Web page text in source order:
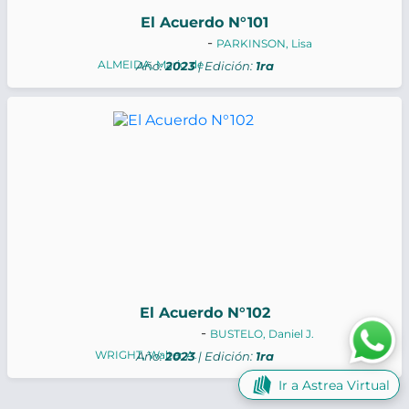
El Acuerdo N°101
ALMEIDA, Mario de
- PARKINSON, Lisa
Año:2023| Edición: 1ra
El Acuerdo N°102
WRIGHT, Walter A.
- BUSTELO, Daniel J.
Año:2023| Edición: 1ra
Ir a Astrea Virtual